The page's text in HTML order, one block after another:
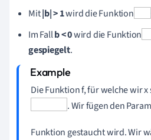
Mit|b| > 1wird die Funktion
Im Fallb < 0wird die Funktion
gespiegelt.
Die Funktion f, für welche wir
. Wir fügen den
Funktion gestaucht wird. Wir